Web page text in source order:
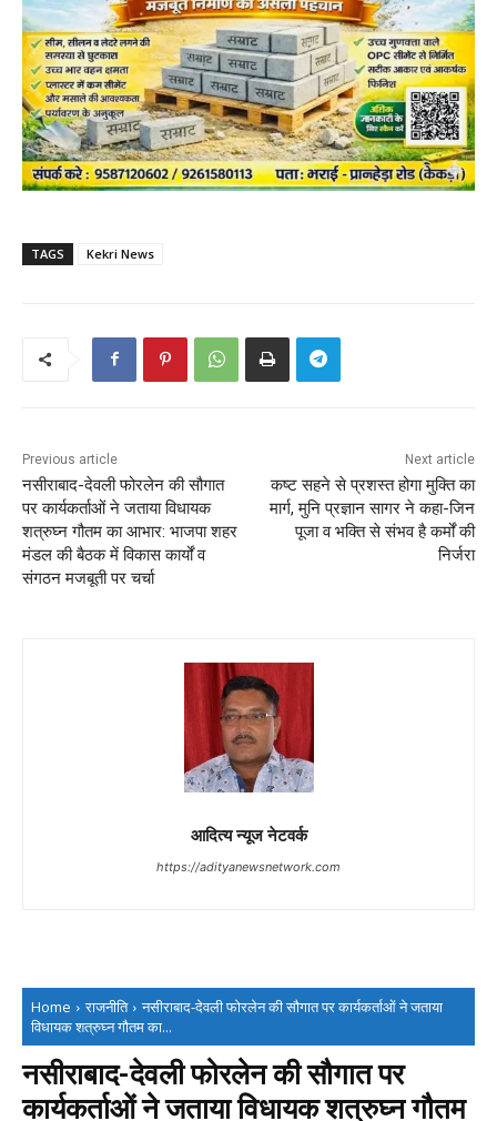
TAGS Kekri News
Previous article
नसीराबाद-देवली फोरलेन की सौगात
पर कार्यकर्ताओं ने जताया विधायक
शत्रुघ्न गौतम का आभार: भाजपा शहर
मंडल की बैठक में विकास कार्यों व
संगठन मजबूती पर चर्चा
Next article
कष्ट सहने से प्रशस्त होगा मुक्ति का
मार्ग, मुनि प्रज्ञान सागर ने कहा-जिन
पूजा व भक्ति से संभव है कर्मों की
निर्जरा
आदित्य न्यूज नेटवर्क
https://adityanewsnetwork.com